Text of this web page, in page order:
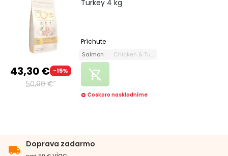
43,30 € -15%
50,90 €
Turkey 4 kg
Príchute
Salmon Chicken & Turkey
remove_shopping_cart
cancel Čoskoro naskladníme
local_shipping
Doprava zadarmo